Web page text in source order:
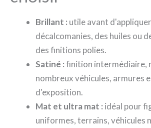
Brillant : utile avant
décalcomanies, des huiles ou
des finitions polies.
Satiné :finition intermédiaire,
nombreux véhicules, armures
d'exposition.
Mat et ultra mat : idéal pour
uniformes, terrains, véhicules